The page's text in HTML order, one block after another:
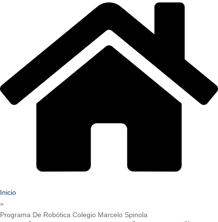
Inicio
»
Programa De Robótica Colegio Marcelo Spinola